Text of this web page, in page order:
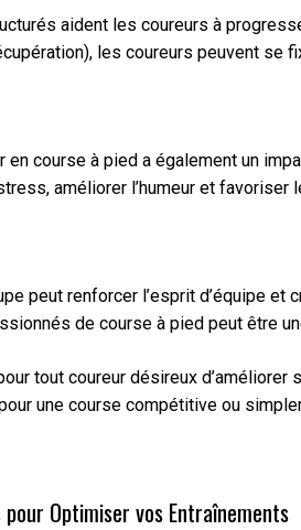
aident les coureurs à
les coureurs peuvent
en course à pied a également un
améliorer l’humeur et favoriser
peut renforcer l’esprit d’équipe
de course à pied peut être
tout coureur désireux
une course compétitive ou
pour Optimiser vos Entraînements